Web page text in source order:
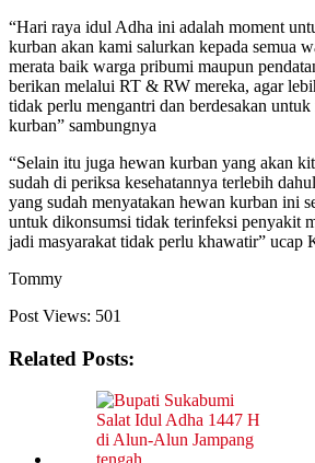
“Hari raya idul Adha ini adalah moment
kurban akan kami salurkan kepada semua
merata baik warga pribumi maupun
berikan melalui RT & RW mereka, agar
tidak perlu mengantri dan berdesakan
kurban” sambungnya
“Selain itu juga hewan kurban yang akan
sudah di periksa kesehatannya terlebih
yang sudah menyatakan hewan kurban ini
untuk dikonsumsi tidak terinfeksi penyakit
jadi masyarakat tidak perlu khawatir” ucap
Tommy
Post Views: 501
Related Posts: